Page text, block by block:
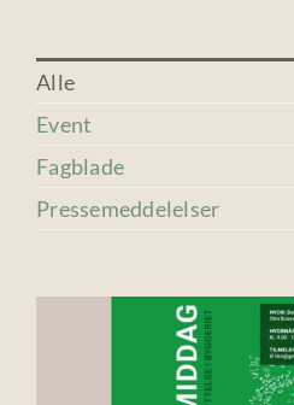
Alle
Event
Fagblade
Pressemeddelelser